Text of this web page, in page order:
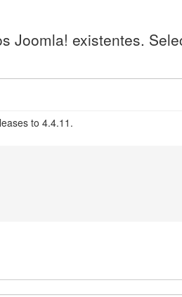
Joomla! existentes.
to 4.4.11.